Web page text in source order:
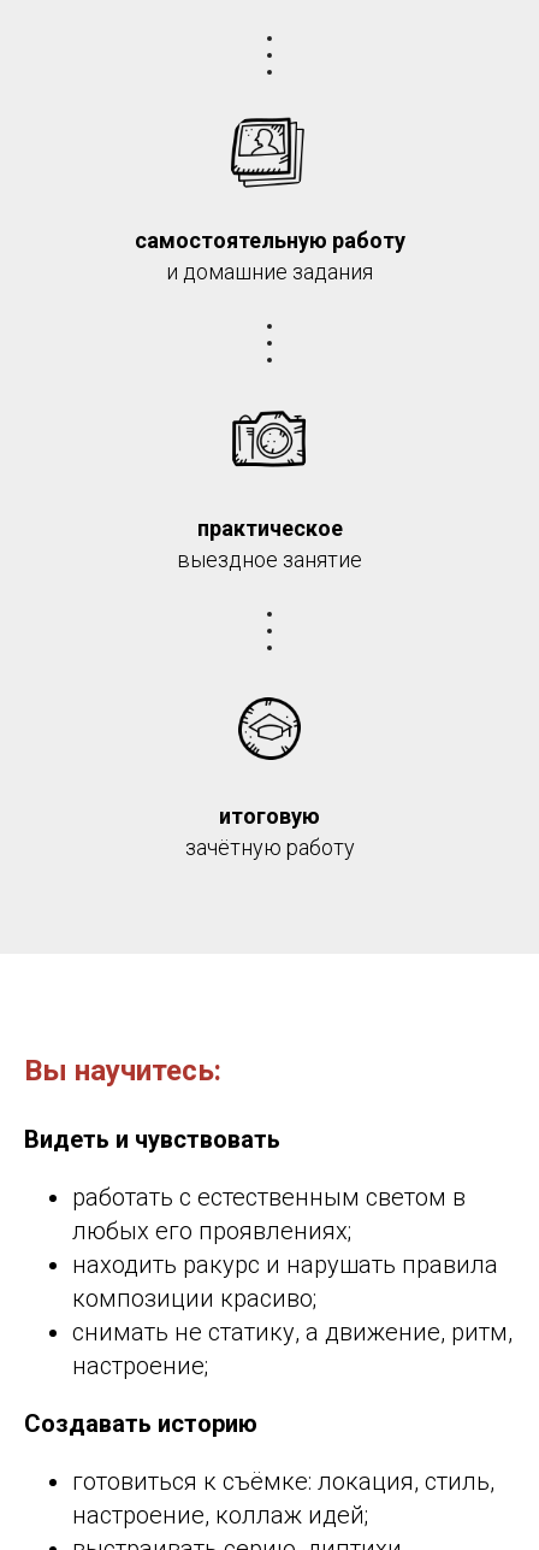
самостоятельную работу
и домашние задания
практическое
выездное занятие
итоговую
зачётную работу
Вы научитесь:
Видеть и чувствовать
работать с естественным светом в
любых его проявлениях;
находить ракурс и нарушать правила
композиции красиво;
снимать не статику, а движение, ритм,
настроение;
Создавать историю
готовиться к съёмке: локация, стиль,
настроение, коллаж идей;